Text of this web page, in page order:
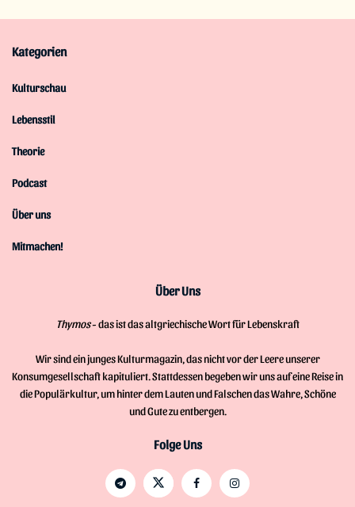
Kategorien
Kulturschau
Lebensstil
Theorie
Podcast
Über uns
Mitmachen!
Über Uns
Thymos- das ist das altgriechische Wort für Lebenskraft
Wir sind ein junges Kulturmagazin, das nicht vor der Leere unserer
Konsumgesellschaft kapituliert. Stattdessen begeben wir uns auf eine Reise in
die Populärkultur, um hinter dem Lauten und Falschen das Wahre, Schöne
und Gute zu entbergen.
Folge Uns